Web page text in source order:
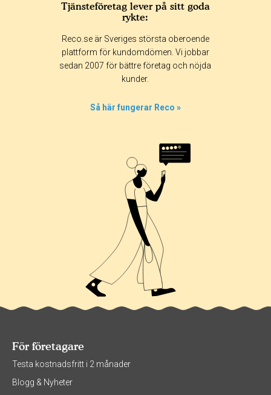
Tjänsteföretag lever på sitt goda
rykte:
Reco.se är Sveriges största oberoende
plattform för kundomdömen. Vi jobbar
sedan 2007 för bättre företag och nöjda
kunder.
Så här fungerar Reco »
För företagare
Testa kostnadsfritt i 2 månader
Blogg & Nyheter